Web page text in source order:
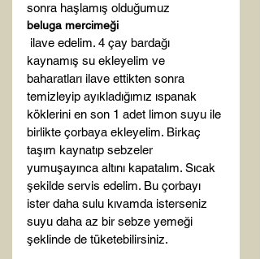
sonra haşlamış olduğumuz
beluga mercimeği
kaynamış su ekleyelim ve
baharatları ilave ettikten sonra
temizleyip ayıkladığımız ıspanak
köklerini en son 1 adet limon suyu ile
birlikte çorbaya ekleyelim. Birkaç
taşım kaynatıp sebzeler
yumuşayınca altını kapatalım. Sıcak
şekilde servis edelim. Bu çorbayı
ister daha sulu kıvamda isterseniz
suyu daha az bir sebze yemeği